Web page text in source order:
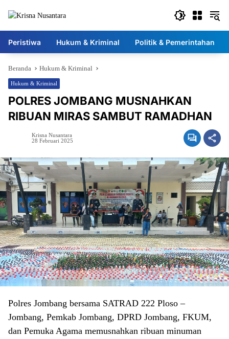
Peristiwa Hukum & Kriminal Politik & Pemerintahan
Beranda Hukum & Kriminal
Hukum & Kriminal
POLRES JOMBANG MUSNAHKAN
RIBUAN MIRAS SAMBUT RAMADHAN
Krisna Nusantara
28 Februari 2025
Polres Jombang bersama SATRAD 222 Ploso –
Jombang, Pemkab Jombang, DPRD Jombang, FKUM,
dan Pemuka Agama memusnahkan ribuan minuman